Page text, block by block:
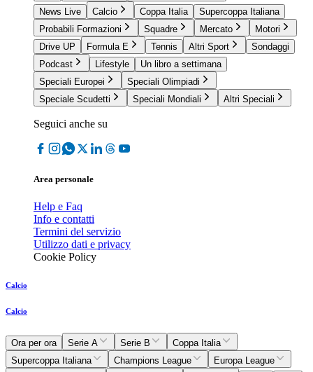
News Live
Calcio Coppa Italia
Supercoppa Italiana
Probabili Formazioni
Squadre Mercato
Motori
Drive UP
Formula E Tennis Altri Sport
Sondaggi
Podcast
Lifestyle
Un libro a settimana
Speciali Europei
Speciali Olimpiadi
Speciale Scudetti
Speciali Mondiali Altri Speciali
Seguici anche su
Area personale
Help e Faq
Info e contatti
Termini del servizio
Utilizzo dati e privacy
Cookie Policy
Calcio
Calcio
Ora per ora Serie A Serie B
Coppa Italia
Supercoppa Italiana
Champions League
Europa League